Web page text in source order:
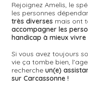
Rejoignez Amelis, le
les personnes
très diverses mais ont
accompagner les
handicap à mieux vivre
Si vous avez toujours
vie ça tombe bien,
recherche un(e)
sur Carcassonne !